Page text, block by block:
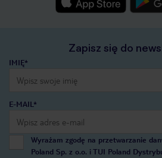
Zapisz się do
IMIĘ*
E-MAIL*
Wyrażam zgodę na przetwarzanie
Poland Sp. z o.o. i TUI Poland